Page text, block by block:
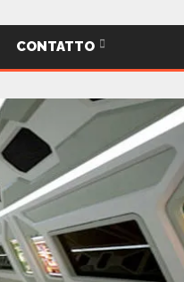
CONTATTO